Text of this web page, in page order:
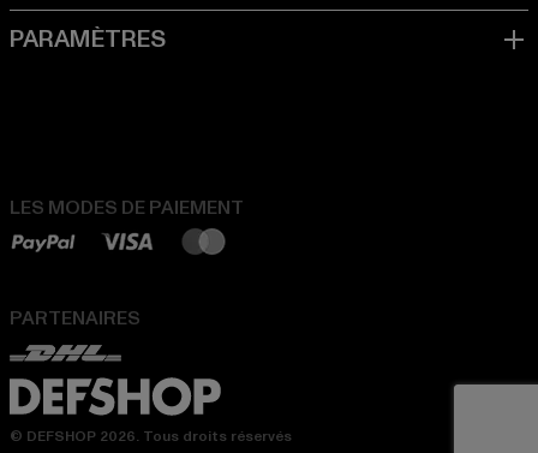
LES MODES DE PAIEMENT
PARTENAIRES
© DEFSHOP 2026. Tous droits réservés